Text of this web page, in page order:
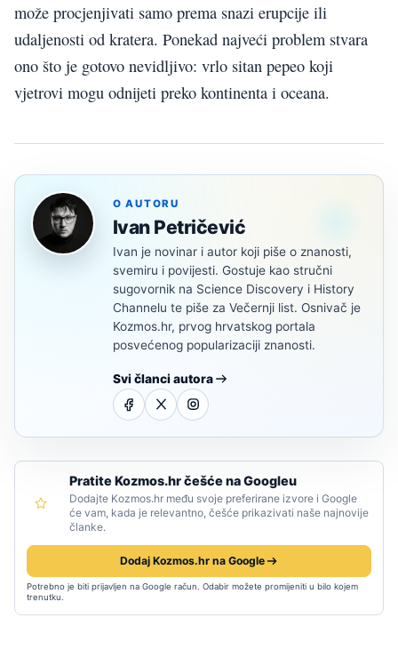
može procjenjivati samo prema snazi erupcije ili
udaljenosti od kratera. Ponekad najveći problem stvara
ono što je gotovo nevidljivo: vrlo sitan pepeo koji
vjetrovi mogu odnijeti preko kontinenta i oceana.
O AUTORU
Ivan Petričević
Ivan je novinar i autor koji piše o znanosti,
svemiru i povijesti. Gostuje kao stručni
sugovornik na Science Discovery i History
Channelu te piše za Večernji list. Osnivač je
Kozmos.hr, prvog hrvatskog portala
posvećenog popularizaciji znanosti.
Svi članci autora
Pratite Kozmos.hr češće na Googleu
Dodajte Kozmos.hr među svoje preferirane izvore i Google
će vam, kada je relevantno, češće prikazivati naše najnovije
članke.
Dodaj Kozmos.hr na Google
Potrebno je biti prijavljen na Google račun. Odabir možete promijeniti u bilo kojem
trenutku.